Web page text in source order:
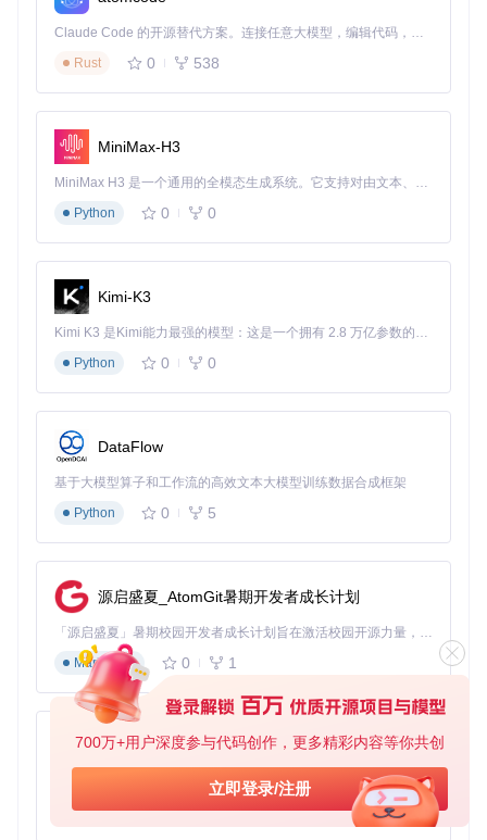
700万+用户深度参与代码创作，更多精彩内容等你共创
立即登录/注册
Claude Code 的开源替代方案。连接任意大模型，编辑代码，运行命令，自动验证 — 全自动执行。用 Rust 构建，极致性能。 ｜ An open-source alternative to Claude Code. Connect any LLM, edit code, run commands, and verify changes — autonomously. Built in Rust for speed. Get Started
Rust
0 538
MiniMax-H3
MiniMax H3 是一个通用的全模态生成系统。它支持对由文本、图像、视频和音频组成的多模态上下文进行统一理解，并能生成分辨率高达 2K、时长可达 15 秒的带原生立体声音频的视频。得益于面向任务泛化的系统设计，H3 在预训练阶段就已具备广泛的多模态上下文理解与生成能力，能够出色地执行复杂的多模态指令。
Python
0 0
Kimi-K3
Kimi K3 是Kimi能力最强的模型：这是一个拥有 2.8 万亿参数的混合专家（MoE）模型，具备原生视觉理解能力，并支持 100 万 token 的上下文窗口。
Python
0 0
DataFlow
基于大模型算子和工作流的高效文本大模型训练数据合成框架
Python
0 5
源启盛夏_AtomGit暑期开发者成长计划
「源启盛夏」暑期校园开发者成长计划旨在激活校园开源力量，通过积分激励、认证扶持、资源倾斜等形式，引导高校组织和开发者完成「入驻 — 建项目 — 做贡献 — 获认证 — 得资源」的完整闭环。无论你是想带领社团入驻平台的组织者，还是希望用代码贡献证明自己的开发者，都能在这里找到属于你的成长路径。
Markdown
0 1
py-xiaozhi
基于Python的Xiaozhi AI，适用于想要完整Xiaozhi体验而无需拥有专用硬件的用户。
Python
0 1